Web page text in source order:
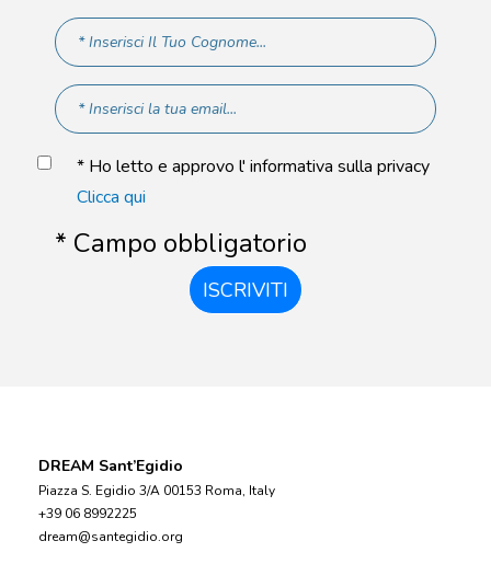
* Ho letto e approvo l' informativa sulla privacy
Clicca qui
* Campo obbligatorio
ISCRIVITI
DREAM Sant’Egidio
Piazza S. Egidio 3/A 00153 Roma, Italy
+39 06 8992225
dream@santegidio.org